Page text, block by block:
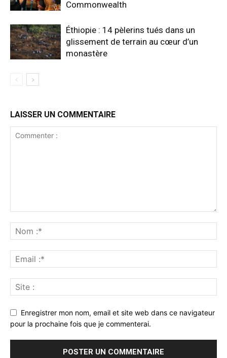
Commonwealth
Éthiopie : 14 pèlerins tués dans un
glissement de terrain au cœur d’un
monastère
LAISSER UN COMMENTAIRE
Enregistrer mon nom, email et site web dans ce navigateur
pour la prochaine fois que je commenterai.